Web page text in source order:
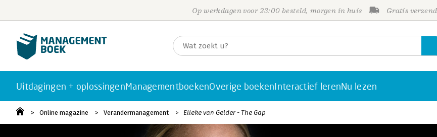
Op werkdagen voor 23:00 besteld, morgen in huis Gratis
Uitdagingen + oplossingenManagementboekenOverige boekenInteractief lerenNu lezen
Online magazine Verandermanagement Elleke van Gelder - The Gap